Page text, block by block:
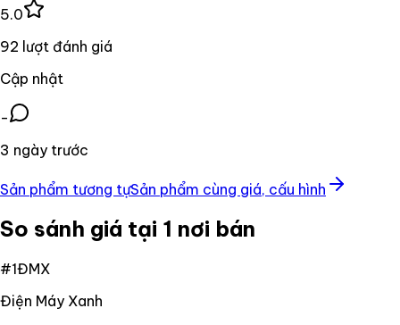
5.0
92 lượt đánh giá
Cập nhật
-
3 ngày trước
Sản phẩm tương tựSản phẩm cùng giá, cấu hình
So sánh giá tại 1 nơi bán
#1ĐMX
Điện Máy Xanh